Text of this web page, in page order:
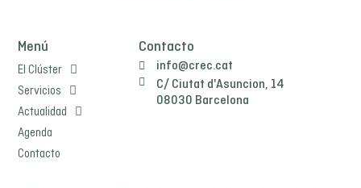
Menú
El Clúster
Servicios
Actualidad
Agenda
Contacto
Contacto
info@crec.cat
C/ Ciutat d'Asuncion, 14
08030 Barcelona